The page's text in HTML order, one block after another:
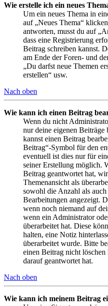
Wie erstelle ich ein neues
Um ein neues Thema in
auf „Neues Thema“
antworten, musst du auf
dass eine Registrierung
Beitrag schreiben kannst.
am Ende der Foren- und
„Du darfst neue Themen
erstellen“ usw.
Nach oben
Wie kann ich einen Beitrag
Wenn du nicht
nur deine eigenen Beiträge
kannst einen Beitrag
Beitrag“-Symbol für den
eventuell ist dies nur für
seiner Erstellung möglich.
Beitrag geantwortet hat,
Themenansicht als
sowohl die Anzahl als
Bearbeitungen angezeigt.
wenn noch niemand auf
wenn ein Administrator
überarbeitet hat. Diese
halten, eine Notiz
überarbeitet wurde. Bitte
einen Beitrag nicht
darauf geantwortet hat.
Nach oben
Wie kann ich meinem Beitrag